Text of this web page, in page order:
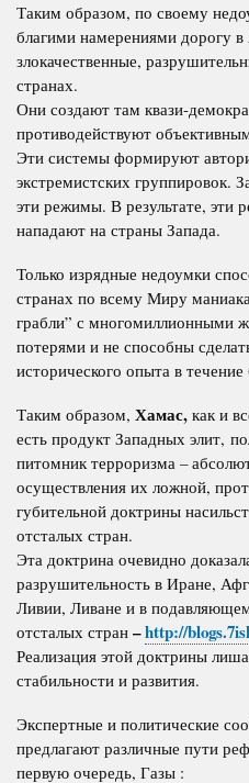
Таким образом, по своему
благими намерениями дорогу
злокачественные,
странах.
Они создают там квази-
противодействуют
Эти системы формируют
экстремистских группировок.
эти режимы. В результате, эти
нападают на страны Запада.
Только изрядные недоумки
странах по всему Миру
грабли” с многомиллионными
потерями и не способны
исторического опыта в течение
Таким образом, Хамас, как и
есть продукт Западных элит,
питомник терроризма –
осуществления их ложной,
губительной доктрины
отсталых стран.
Эта доктрина очевидно
разрушительность в Иране,
Ливии, Ливане и в
отсталых стран –http://
Реализация этой доктрины
стабильности и развития.
Экспертные и политические
предлагают различные пути
первую очередь, Газы :